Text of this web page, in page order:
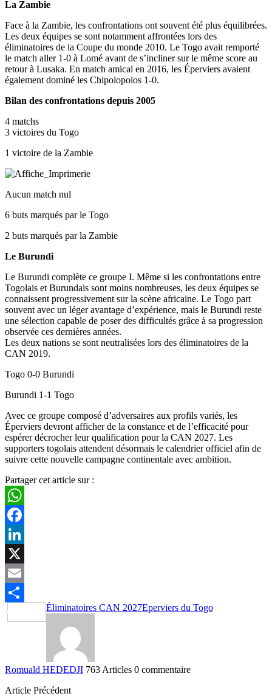
La Zambie
Face à la Zambie, les confrontations ont souvent été plus équilibrées.
Les deux équipes se sont notamment affrontées lors des
éliminatoires de la Coupe du monde 2010. Le Togo avait remporté
le match aller 1-0 à Lomé avant de s’incliner sur le même score au
retour à Lusaka. En match amical en 2016, les Éperviers avaient
également dominé les Chipolopolos 1-0.
Bilan des confrontations depuis 2005
4 matchs
3 victoires du Togo
1 victoire de la Zambie
Aucun match nul
6 buts marqués par le Togo
2 buts marqués par la Zambie
Le Burundi
Le Burundi complète ce groupe I. Même si les confrontations entre
Togolais et Burundais sont moins nombreuses, les deux équipes se
connaissent progressivement sur la scène africaine. Le Togo part
souvent avec un léger avantage d’expérience, mais le Burundi reste
une sélection capable de poser des difficultés grâce à sa progression
observée ces dernières années.
Les deux nations se sont neutralisées lors des éliminatoires de la
CAN 2019.
Togo 0-0 Burundi
Burundi 1-1 Togo
Avec ce groupe composé d’adversaires aux profils variés, les
Éperviers devront afficher de la constance et de l’efficacité pour
espérer décrocher leur qualification pour la CAN 2027. Les
supporters togolais attendent désormais le calendrier officiel afin de
suivre cette nouvelle campagne continentale avec ambition.
Partager cet article sur :
WhatsApp
Facebook
LinkedIn
X
Email
Partager
Éliminatoires CAN 2027Eperviers du Togo
Romuald HEDEDJI 763 Articles 0 commentaire
Article Précédent